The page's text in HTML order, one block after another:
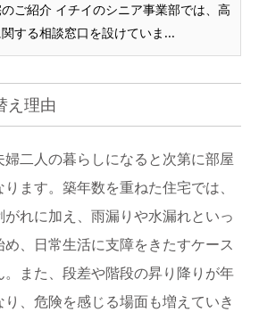
ご紹介 イチイのシニア事業部では、高
する相談窓口を設けていま...
え理由
二人の暮らしになると次第に部屋
ます。築年数を重ねた住宅では、
れに加え、雨漏りや水漏れといっ
、日常生活に支障をきたすケース
。また、段差や階段の昇り降りが年
、危険を感じる場面も増えていき